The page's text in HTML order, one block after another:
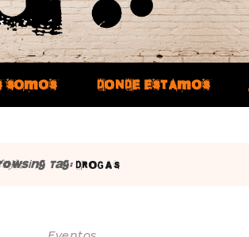
SOMOS DONDE ESTAMOS
Tag: DROGAS